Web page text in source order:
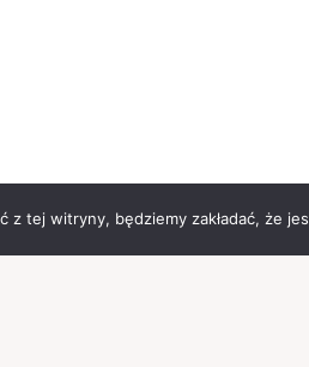
tej witryny, będziemy zakładać, że